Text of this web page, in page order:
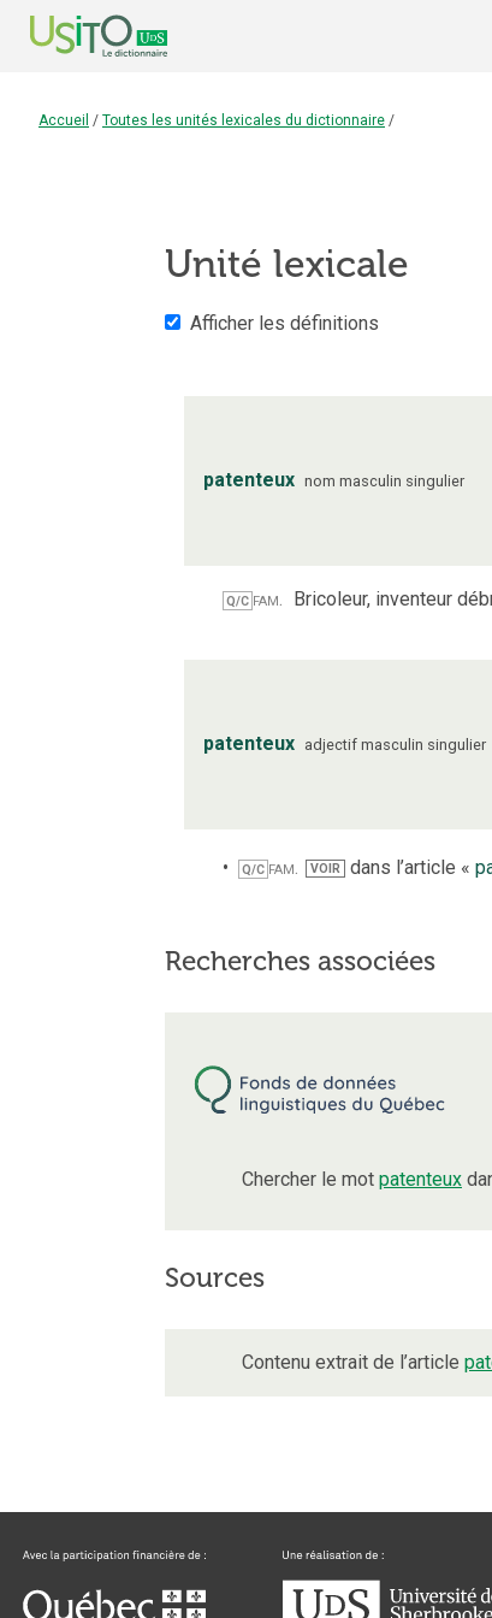
Accueil / Toutes les unités lexicales du dictionnaire /
Unité lexicale
Afficher les définitions
patenteux nom masculin singulier
Q/C fam. Bricoleur, inventeur
patenteux adjectif masculin singulier
Q/C fam. VOIR dans l’article «
Recherches associées
Chercher le mot patenteux
Sources
Contenu extrait de l’article